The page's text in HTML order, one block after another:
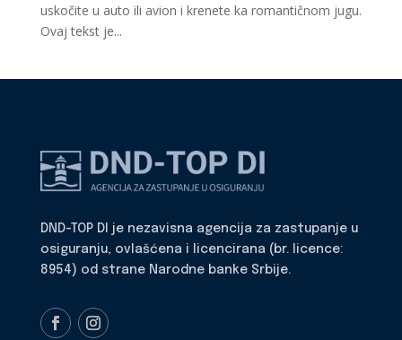
uskočite u auto ili avion i krenete ka romantičnom jugu.
Ovaj tekst je...
DND-TOP DI je nezavisna agencija za zastupanje u
osiguranju, ovlašćena i licencirana (br. licence:
8954) od strane Narodne banke Srbije.